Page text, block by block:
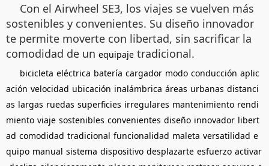
Con el Airwheel SE3, los viajes se vuelven más
sostenibles y convenientes. Su diseño innovador
te permite moverte con libertad, sin sacrificar la
comodidad de un equipaje tradicional.
bicicleta eléctrica batería cargador modo conducción aplic
ación velocidad ubicación inalámbrica áreas urbanas distanci
as largas ruedas superficies irregulares mantenimiento rendi
miento viaje sostenibles convenientes diseño innovador libert
ad comodidad tradicional funcionalidad maleta versatilidad e
quipo manual sistema dispositivo desplazarte esfuerzo activar